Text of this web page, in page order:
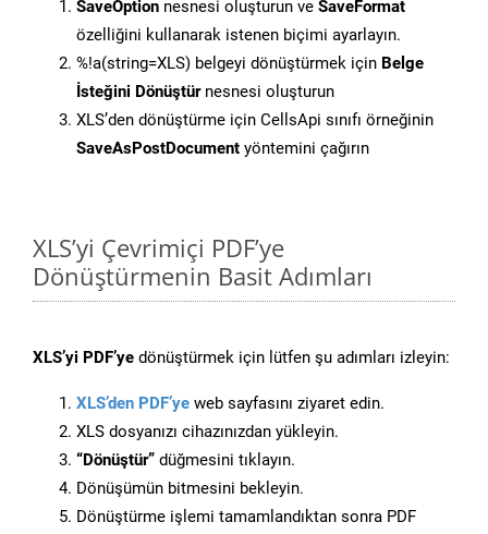
SaveOption nesnesi oluşturun ve SaveFormat
özelliğini kullanarak istenen biçimi ayarlayın.
%!a(string=XLS) belgeyi dönüştürmek için Belge
İsteğini Dönüştürnesnesi oluşturun
XLS’den dönüştürme için CellsApi sınıfı örneğinin
SaveAsPostDocument yöntemini çağırın
XLS’yi Çevrimiçi PDF’ye
Dönüştürmenin Basit Adımları
XLS’yi PDF’ye dönüştürmek için lütfen şu adımları izleyin:
XLS’den PDF’ye web sayfasını ziyaret edin.
XLS dosyanızı cihazınızdan yükleyin.
“Dönüştür” düğmesini tıklayın.
Dönüşümün bitmesini bekleyin.
Dönüştürme işlemi tamamlandıktan sonra PDF